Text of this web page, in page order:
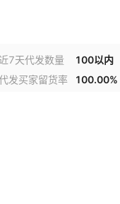
7天代发数量 100以内
发买家留货率 100.00%